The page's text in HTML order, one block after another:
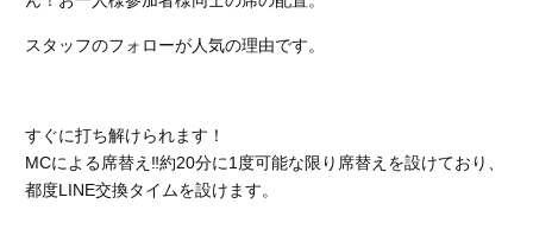
スタッフのフォローが人気の理由です。
すぐに打ち解けられます！
MCによる席替え‼︎約20分に1度可能な限り席替えを設けており、
都度LINE交換タイムを設けます。